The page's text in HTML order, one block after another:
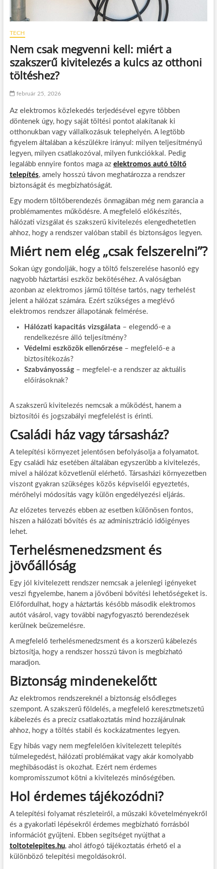
TECH
Nem csak megvenni kell: miért a
szakszerű kivitelezés a kulcs az otthoni
töltéshez?
február 25, 2026
Az elektromos közlekedés terjedésével egyre többen
döntenek úgy, hogy saját töltési pontot alakítanak ki
otthonukban vagy vállalkozásuk telephelyén. A legtöbb
figyelem általában a készülékre irányul: milyen teljesítményű
legyen, milyen csatlakozóval, milyen funkciókkal. Pedig
legalább ennyire fontos maga az elektromos autó töltő
telepítés, amely hosszú távon meghatározza a rendszer
biztonságát és megbízhatóságát.
Egy modern töltőberendezés önmagában még nem garancia a
problémamentes működésre. A megfelelő előkészítés,
hálózati vizsgálat és szakszerű kivitelezés elengedhetetlen
ahhoz, hogy a rendszer valóban stabil és biztonságos legyen.
Miért nem elég „csak felszerelni”?
Sokan úgy gondolják, hogy a töltő felszerelése hasonló egy
nagyobb háztartási eszköz bekötéséhez. A valóságban
azonban az elektromos jármű töltése tartós, nagy terhelést
jelent a hálózat számára. Ezért szükséges a meglévő
elektromos rendszer állapotának felmérése.
Hálózati kapacitás vizsgálata – elegendő-e a
rendelkezésre álló teljesítmény?
Védelmi eszközök ellenőrzése– megfelelő-e a
biztosítékozás?
Szabványosság– megfelel-e a rendszer az aktuális
előírásoknak?
A szakszerű kivitelezés nemcsak a működést, hanem a
biztosítói és jogszabályi megfelelést is érinti.
Családi ház vagy társasház?
A telepítési környezet jelentősen befolyásolja a folyamatot.
Egy családi ház esetében általában egyszerűbb a kivitelezés,
mivel a hálózat közvetlenül elérhető. Társasházi környezetben
viszont gyakran szükséges közös képviselői egyeztetés,
mérőhelyi módosítás vagy külön engedélyezési eljárás.
Az előzetes tervezés ebben az esetben különösen fontos,
hiszen a hálózati bővítés és az adminisztráció időigényes
lehet.
Terhelésmenedzsment és
jövőállóság
Egy jól kivitelezett rendszer nemcsak a jelenlegi igényeket
veszi figyelembe, hanem a jövőbeni bővítési lehetőségeket is.
Előfordulhat, hogy a háztartás később második elektromos
autót vásárol, vagy további nagyfogyasztó berendezések
kerülnek beüzemelésre.
A megfelelő terhelésmenedzsment és a korszerű kábelezés
biztosítja, hogy a rendszer hosszú távon is megbízható
maradjon.
Biztonság mindenekelőtt
Az elektromos rendszereknél a biztonság elsődleges
szempont. A szakszerű földelés, a megfelelő keresztmetszetű
kábelezés és a precíz csatlakoztatás mind hozzájárulnak
ahhoz, hogy a töltés stabil és kockázatmentes legyen.
Egy hibás vagy nem megfelelően kivitelezett telepítés
túlmelegedést, hálózati problémákat vagy akár komolyabb
meghibásodást is okozhat. Ezért nem érdemes
kompromisszumot kötni a kivitelezés minőségében.
Hol érdemes tájékozódni?
A telepítési folyamat részleteiről, a műszaki követelményekről
és a gyakorlati lépésekről érdemes megbízható forrásból
információt gyűjteni. Ebben segítséget nyújthat a
toltotelepites.hu, ahol átfogó tájékoztatás érhető el a
különböző telepítési megoldásokról.